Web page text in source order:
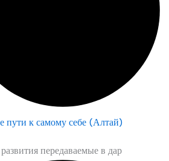
пути к самому себе (Алтай)
передаваемые в дар